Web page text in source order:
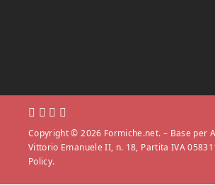
Copyright © 2026 Formiche.net. – Base per
Vittorio Emanuele II, n. 18, Partita IVA
Policy.